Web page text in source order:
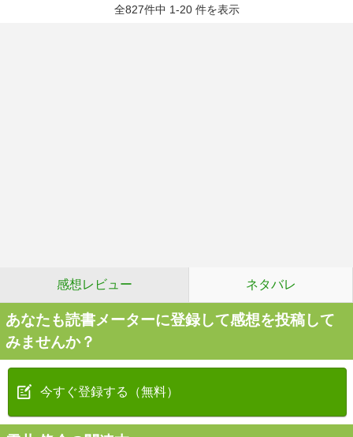
全827件中 1-20 件を表示
感想レビュー ネタバレ
あなたも読書メーターに登録して感想を投稿して
みませんか？
今すぐ登録する（無料）